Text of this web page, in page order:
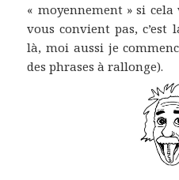
« moyennement » si
vous convient pas, c’est
là, moi aussi je
des phrases à rallonge).